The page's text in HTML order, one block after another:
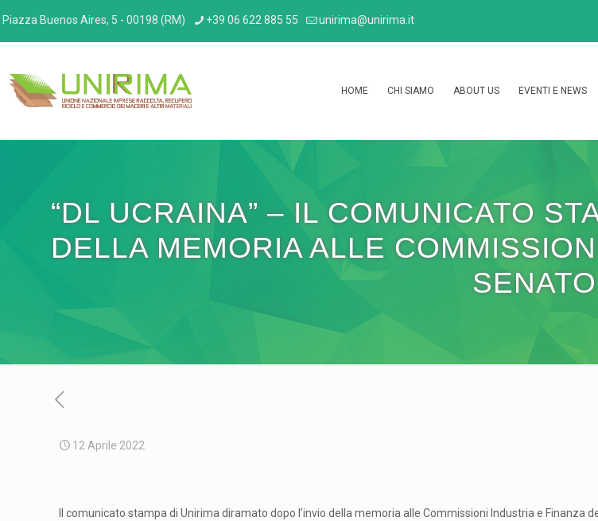
Piazza Buenos Aires, 5 - 00198 (RM) +39 06 622 885 55 unirima@unirima.it
HOME CHI SIAMO ABOUT US EVENTI E NEWS
“DL UCRAINA” – IL COMUNICATO
DELLA MEMORIA ALLE
SENATO
12 Aprile 2022
Il comunicato stampa di Unirima diramato dopo l’invio della memoria alle Commissioni Industria e Finanza